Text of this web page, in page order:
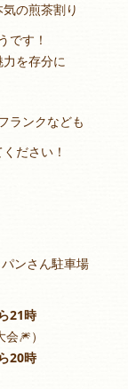
の煎茶割り
です！
を存分に
ランクなども
ださい！
ンさん駐車場
21時
🎆）
20時